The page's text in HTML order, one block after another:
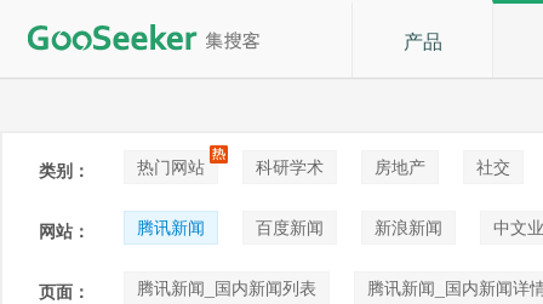
产品
类别： 热门网站 科研学术 房地产
社交
论坛贴吧
招聘 音乐
网站： 腾讯新闻 百度新闻 新浪新闻
中文
新华网
澎湃新闻网
页面： 腾讯新闻_国内新闻列表 腾讯新闻_国内新闻详